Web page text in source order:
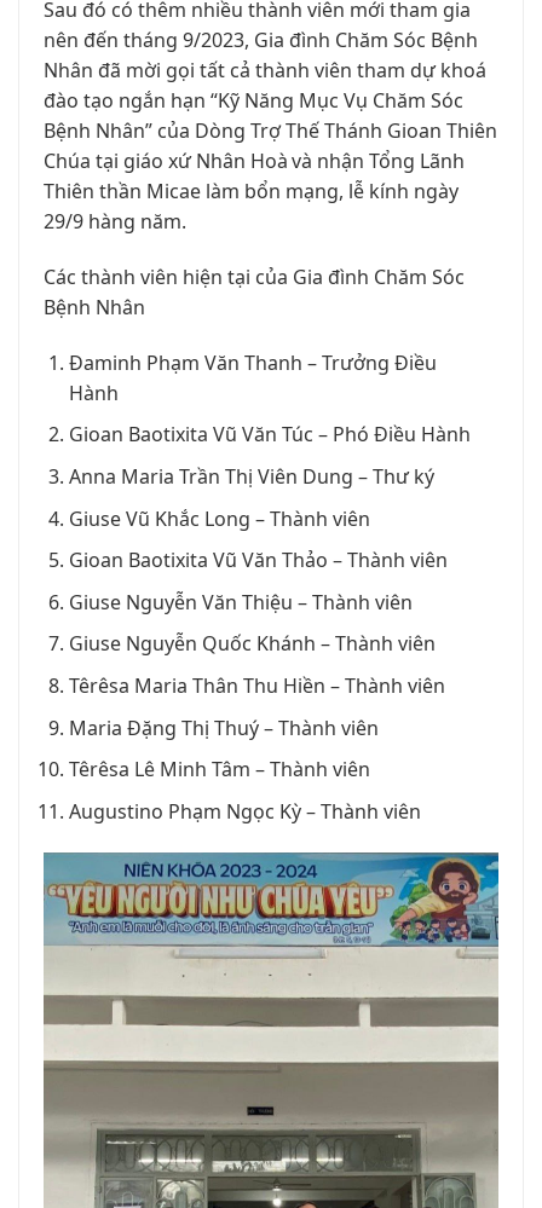
Sau đó có thêm nhiều thành viên mới tham gia
nên đến tháng 9/2023, Gia đình Chăm Sóc Bệnh
Nhân đã mời gọi tất cả thành viên tham dự khoá
đào tạo ngắn hạn “Kỹ Năng Mục Vụ Chăm Sóc
Bệnh Nhân” của Dòng Trợ Thế Thánh Gioan Thiên
Chúa tại giáo xứ Nhân Hoà và nhận Tổng Lãnh
Thiên thần Micae làm bổn mạng, lễ kính ngày
29/9 hàng năm.
Các thành viên hiện tại của Gia đình Chăm Sóc
Bệnh Nhân
Đaminh Phạm Văn Thanh – Trưởng Điều
Hành
Gioan Baotixita Vũ Văn Túc – Phó Điều Hành
Anna Maria Trần Thị Viên Dung – Thư ký
Giuse Vũ Khắc Long – Thành viên
Gioan Baotixita Vũ Văn Thảo – Thành viên
Giuse Nguyễn Văn Thiệu – Thành viên
Giuse Nguyễn Quốc Khánh – Thành viên
Têrêsa Maria Thân Thu Hiền – Thành viên
Maria Đặng Thị Thuý – Thành viên
Têrêsa Lê Minh Tâm – Thành viên
Augustino Phạm Ngọc Kỳ – Thành viên